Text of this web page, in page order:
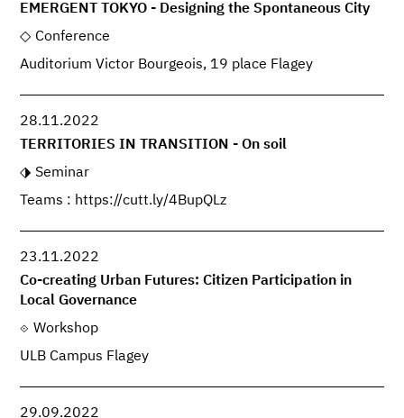
EMERGENT TOKYO - Designing the Spontaneous City
Conference
Auditorium Victor Bourgeois, 19 place Flagey
28.11.2022
TERRITORIES IN TRANSITION - On soil
Seminar
Teams : https://cutt.ly/4BupQLz
23.11.2022
Co-creating Urban Futures: Citizen Participation in
Local Governance
Workshop
ULB Campus Flagey
29.09.2022